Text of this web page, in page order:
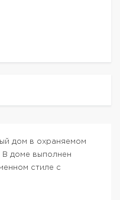
дом в охраняемом
В доме выполнен
стиле с